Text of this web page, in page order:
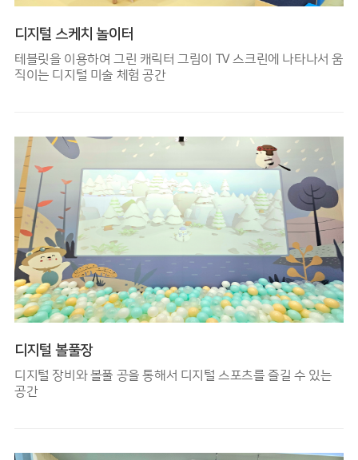
디지털 스케치 놀이터
테블릿을 이용하여 그린 캐릭터 그림이 TV 스크린에 나타나서 움
직이는 디지털 미술 체험 공간
디지털 볼풀장
디지털 장비와 볼풀 공을 통해서 디지털 스포츠를 즐길 수 있는
공간